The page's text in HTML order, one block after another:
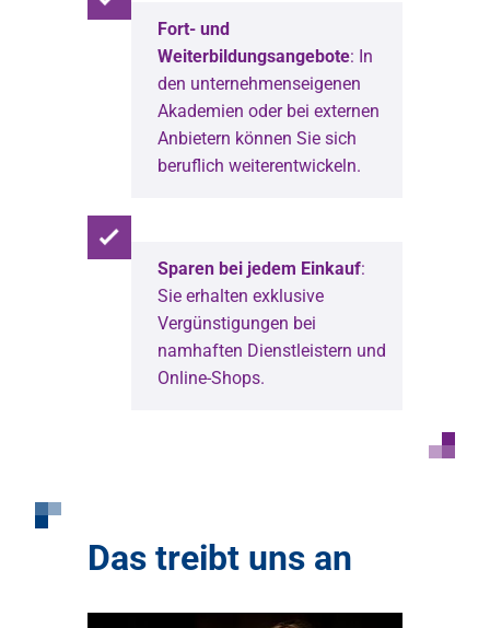
Fort- und
Weiterbildungsangebote: In
den unternehmenseigenen
Akademien oder bei externen
Anbietern können Sie sich
beruflich weiterentwickeln.
Sparen bei jedem Einkauf:
Sie erhalten exklusive
Vergünstigungen bei
namhaften Dienstleistern und
Online-Shops.
Das treibt uns an